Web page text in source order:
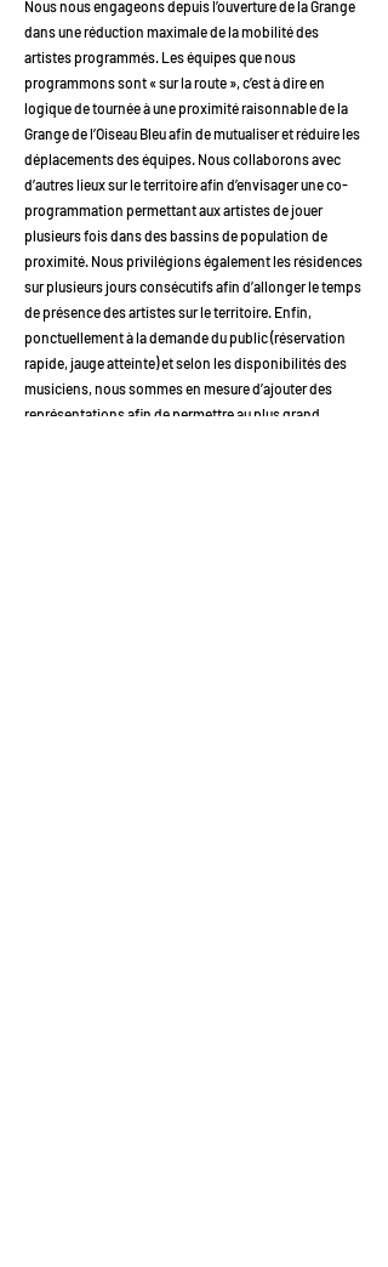
​​Nous nous engageons depuis l’ouverture de la Grange
dans une réduction maximale de la mobilité des
artistes programmés. Les équipes que nous
programmons sont « sur la route », c’est à dire en
logique de tournée à une proximité raisonnable de la
Grange de l’Oiseau Bleu afin de mutualiser et réduire les
déplacements des équipes. Nous collaborons avec
d’autres lieux sur le territoire afin d’envisager une co-
programmation permettant aux artistes de jouer
plusieurs fois dans des bassins de population de
proximité. Nous privilégions également les résidences
sur plusieurs jours consécutifs afin d’allonger le temps
de présence des artistes sur le territoire. Enfin,
ponctuellement à la demande du public (réservation
rapide, jauge atteinte) et selon les disponibilités des
musiciens, nous sommes en mesure d’ajouter des
représentations afin de permettre au plus grand